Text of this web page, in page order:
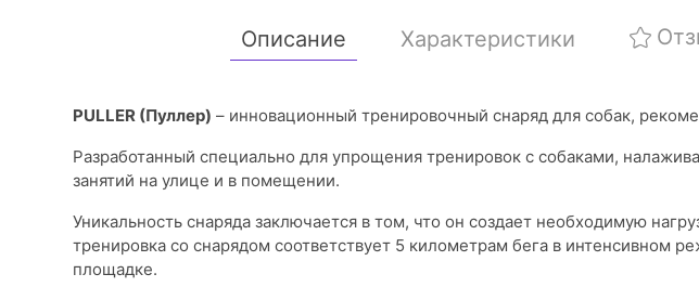
Описание Характеристики
PULLER (Пуллер) – инновационный тренировочный снаряд для собак,
Разработанный специально для упрощения тренировок с собаками,
занятий на улице и в помещении.
Уникальность снаряда заключается в том, что он создает необходимую
тренировка со снарядом соответствует 5 километрам бега в интенсивном
площадке.